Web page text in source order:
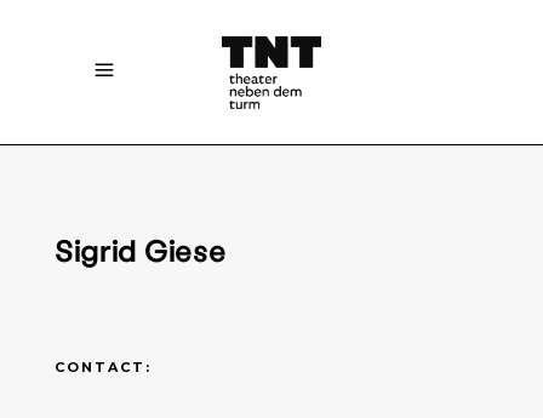
Sigrid Giese
CONTACT: